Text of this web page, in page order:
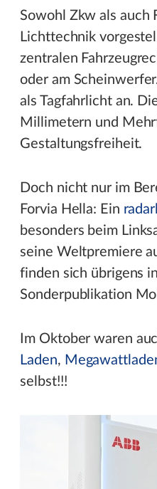
Sowohl Zkw als auch
Lichttechnik
zentralen
oder am
als Tagfahrlicht an.
Millimetern und
Gestaltungsfreiheit.
Doch nicht nur im
Forvia Hella: Ein
besonders beim
seine Weltpremiere
finden sich übrigens
Sonderpublikation
Im Oktober waren
Laden,
selbst!!!